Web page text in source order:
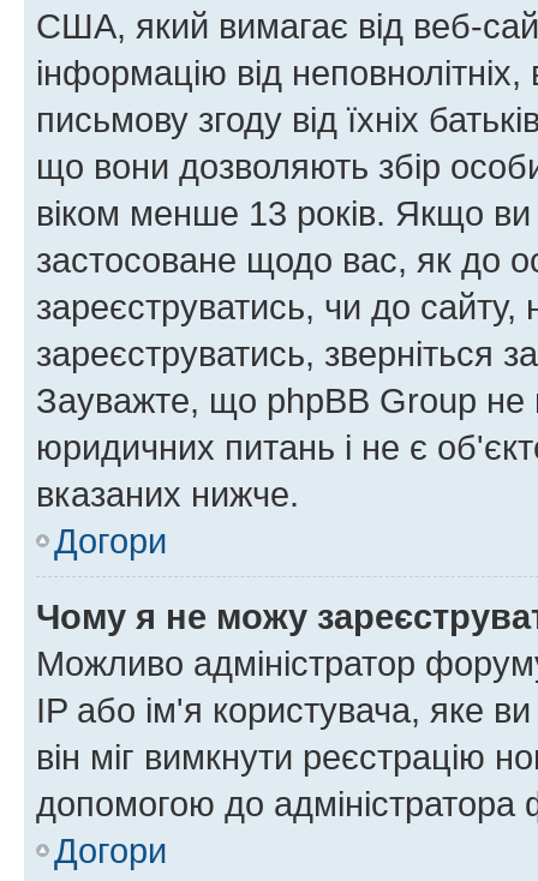
США, який вимагає від веб-
інформацію від
письмову згоду від їхніх
що вони дозволяють збір
віком менше 13 років. Якщо
застосоване щодо вас, як до
зареєструватись, чи до
зареєструватись, зверніться
Зауважте, що phpBB Group не
юридичних питань і не є
вказаних нижче.
Догори
Чому я не можу
Можливо адміністратор
IP або ім'я користувача, яке
він міг вимкнути реєстрацію
допомогою до адміністратора
Догори